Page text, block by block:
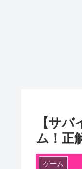
【サ
ム！正
ゲーム